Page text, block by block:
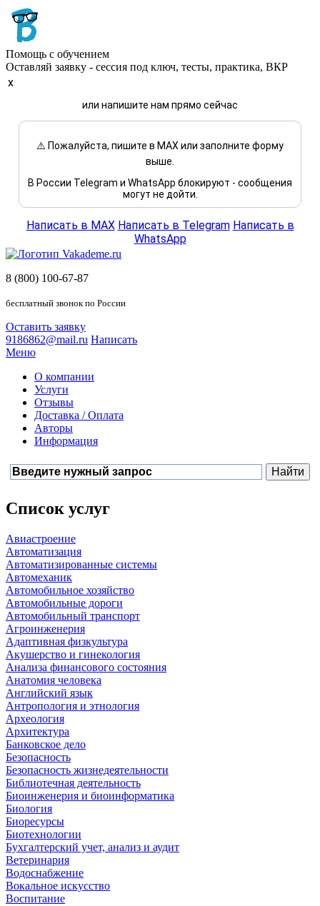
Помощь с обучением
Оставляй заявку - сессия под ключ, тесты, практика, ВКР
x
или напишите нам прямо сейчас
⚠️ Пожалуйста, пишите в MAX или заполните форму
выше.
В России Telegram и WhatsApp блокируют - сообщения
могут не дойти.
Написать в MAX Написать в Telegram Написать в
WhatsApp
8 (800) 100-67-87
бесплатный звонок по России
Оставить заявку
9186862@mail.ru Написать
Меню
О компании
Услуги
Отзывы
Доставка / Оплата
Авторы
Информация
Список услуг
Авиастроение
Автоматизация
Автоматизированные системы
Автомеханик
Автомобильное хозяйство
Автомобильные дороги
Автомобильный транспорт
Агроинженерия
Адаптивная физкультура
Акушерство и гинекология
Анализа финансового состояния
Анатомия человека
Английский язык
Антропология и этнология
Археология
Архитектура
Банковское дело
Безопасность
Безопасность жизнедеятельности
Библиотечная деятельность
Биоинженерия и биоинформатика
Биология
Биоресурсы
Биотехнологии
Бухгалтерский учет, анализ и аудит
Ветеринария
Водоснабжение
Вокальное искусство
Воспитание